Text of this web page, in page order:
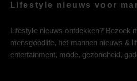
Lifestyle nieuws voor
Lifestyle nieuws ontdekken? Bezoek
mensgoodlife, het mannen nieuws &
entertainment, mode, gezondheid,